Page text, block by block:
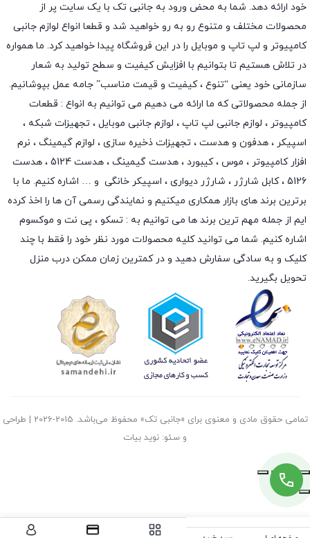
خود ارائه دهد. شما به محض ورود به جانبی تک با یک سایت پر از
محصولات مختلف و متنوع رو به رو خواهید شد و قطعا انواع لوازم جانبی
کامپیوتر و لپ تاپ و موبایل را در این فروشگاه پیدا خواهید کرد. ما همواره
در تلاش هستیم تا بتوانیم با افزایش کیفیت و سطح تولید به شعار
سازمانی خود یعنی “تنوع ، کیفیت و قیمت مناسب” جامه عمل بپوشانیم.
از جمله محصولاتی که ما ارائه می دهیم می توانیم به انواع : قطعات
کامپیوتر ، لوازم جانبی لپ تاپ ، لوازم جانبی موبایل ، تجهیزات شبکه ،
اسپیکر ، هدفون و هدست ، تجهیزات ذخیره سازی ، لوازم گیمینگ ، نرم
افزار کامپیوتر ، موس ،کیبورد ، هدست گیمینگ
، هدست 5124 ، هدست
5126 ،
کابل شارژر ، شارژر دیواری ، اسپیکر خانگی و … اشاره کنیم. ما با
برترین برند های بازار همکاری میکنیم و نمایندگی رسمی آن ها را اخذ کرده
ایم از جمله مهم ترین برند ها می توانیم به : تسکو ، پی نت و موکسوم
اشاره کنیم. شما می توانید کلیه محصولات مورد نظر خود را فقط با چند
کلیک و به سادگی سفارش دهید و در کمترین زمان ممکن درب منزل
تحویل بگیرید.
تمامی حقوق مادی و معنوی برای «جانبی تک» محفوظ می‌باشد. 2015-2026 | طراحی
و سئو: نوید بیات